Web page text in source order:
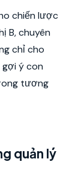
chiến lược
B, chuyên
chỉ cho
gợi ý con
tương
quản lý